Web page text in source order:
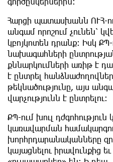
Հարցի պատասխանն ՈՒՀ-
անգամ որոշում չունեն՝
կբոյկոտեն դրանք։ Իսկ
նախագահների
քննարկումների առիթ է
է ընտրել
թեկնածությունը, այս
վարչությունն է ընտրելու։
ՔՊ-ում խուլ
կառավարման
խորհրդարանականները
կայացնելու իրավունքից